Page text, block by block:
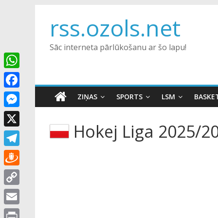
contentrss.ozols.net
Sāc interneta pārlūkošanu ar šo lapu!
ZIŅAS SPORTS LSM
Hokej Liga 2025/
W
h
a
t
s
A
p
p
F
a
c
e
b
o
o
k
M
e
s
s
e
n
g
X
T
e
l
e
D
r
a
C
o
E